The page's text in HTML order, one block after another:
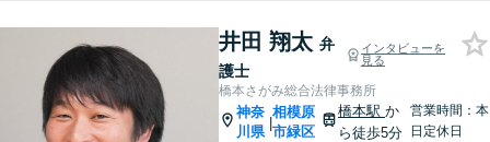
井田 翔太 弁
護士
インタビューを
見る
橋本さがみ総合法律事務所
神奈
川県
|
相模原
市緑区
橋本駅 か
ら徒歩5分
営業時間：本
日定休日